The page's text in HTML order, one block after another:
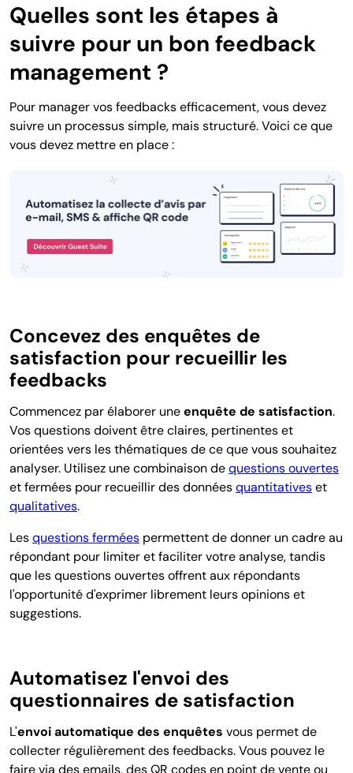
Quelles sont les étapes à
suivre pour un bon feedback
management ?
Pour manager vos feedbacks efficacement, vous devez
suivre un processus simple, mais structuré. Voici ce que
vous devez mettre en place :
Concevez des enquêtes de
satisfaction pour recueillir les
feedbacks
Commencez parélaborer uneenquête de satisfaction.
Vos questions doivent être claires, pertinentes et
orientées vers les thématiques de ce que vous souhaitez
analyser. Utilisez une combinaison dequestions ouvertes
et fermées pour recueillir des donnéesquantitativeset
qualitatives.
Lesquestions fermées permettent de donner un cadre au
répondant pour limiter et faciliter votre analyse, tandis
que les questions ouvertes offrent aux répondants
l'opportunité d'exprimer librement leurs opinions et
suggestions.
Automatisez l'envoi des
questionnaires de satisfaction
L'envoi automatique des enquêtes vous permet de
collecter régulièrement des feedbacks. Vous pouvez le
faire via des emails, des QR codes en point de vente ou